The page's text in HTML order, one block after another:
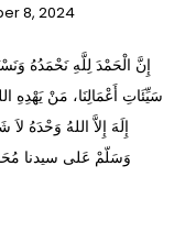
8, 2024
إِنَّ الْحَمْدَ لِلَّهِ نَحْمَدُهُ
سَيِّئَاتِ أَعْمَالِنَا، مَنْ يَهْدِهِ
إِلَهَ إِلاَّ اللهُ وَحْدَهُ
وَسَلّمْ عَلى سيدنا